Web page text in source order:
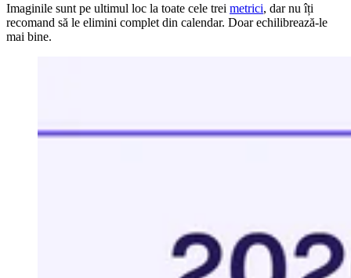
Imaginile sunt pe ultimul loc la toate cele trei metrici, dar nu îți
recomand să le elimini complet din calendar. Doar echilibrează-le
mai bine.